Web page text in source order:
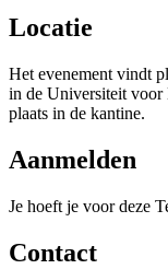
Locatie
Het evenement vindt
in de Universiteit
plaats in de kantine.
Aanmelden
Je hoeft je voor deze
Contact